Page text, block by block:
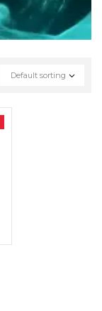
Default sorting